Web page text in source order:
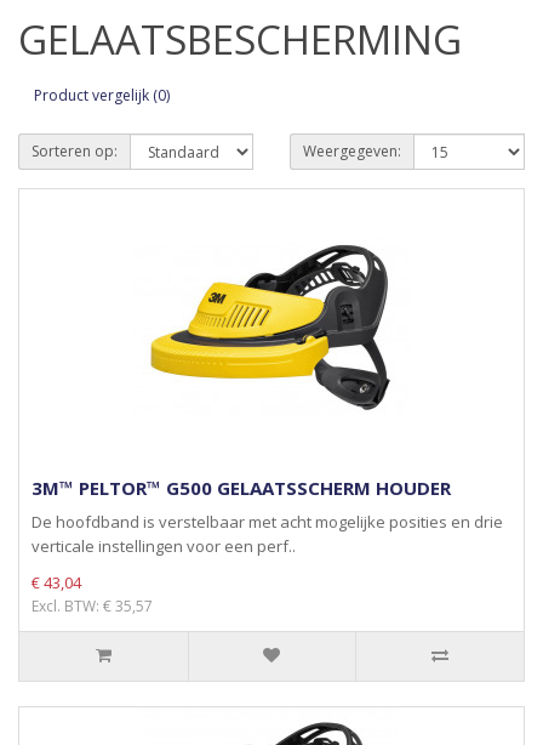
GELAATSBESCHERMING
Product vergelijk (0)
Sorteren op: Weergegeven:
3M™ PELTOR™ G500 GELAATSSCHERM HOUDER
De hoofdband is verstelbaar met acht mogelijke posities en drie
verticale instellingen voor een perf..
€ 43,04
Excl. BTW: € 35,57